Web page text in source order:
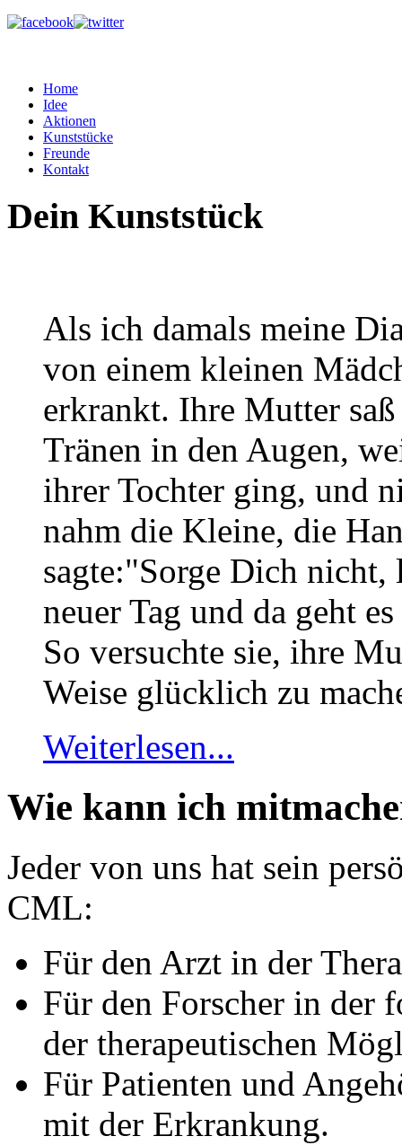
Home
Idee
Aktionen
Kunststücke
Freunde
Kontakt
Dein Kunststück
Als ich damals meine
von einem kleinen
erkrankt. Ihre Mutter
Tränen in den Augen,
ihrer Tochter ging, und
nahm die Kleine, die
sagte:"Sorge Dich
neuer Tag und da geht
So versuchte sie, ihre
Weise glücklich zu
Weiterlesen...
Wie kann ich
Jeder von uns hat sein
CML:
Für den Arzt in der
Für den Forscher in der
der therapeutischen
Für Patienten und
mit der Erkrankung.